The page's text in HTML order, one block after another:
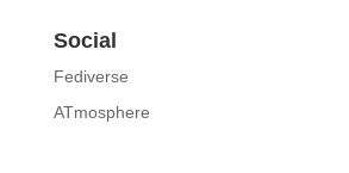
Social
Fediverse
ATmosphere